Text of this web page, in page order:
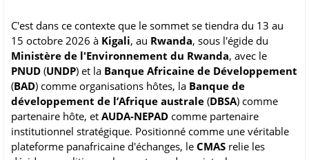
C'est dans ce contexte que le sommet se tiendra du 13 au
15 octobre 2026 à Kigali, au Rwanda, sous l'égide du
Ministère de l'Environnement du Rwanda, avec le
PNUD (UNDP) et la Banque Africaine de Développement
(BAD) comme organisations hôtes, la Banque de
développement de l’Afrique australe (DBSA) comme
partenaire hôte, et AUDA-NEPAD comme partenaire
institutionnel stratégique. Positionné comme une véritable
plateforme panafricaine d'échanges, le CMAS relie les